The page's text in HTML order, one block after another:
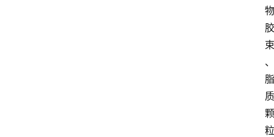
物
胶
束
、
脂
质
颗
粒